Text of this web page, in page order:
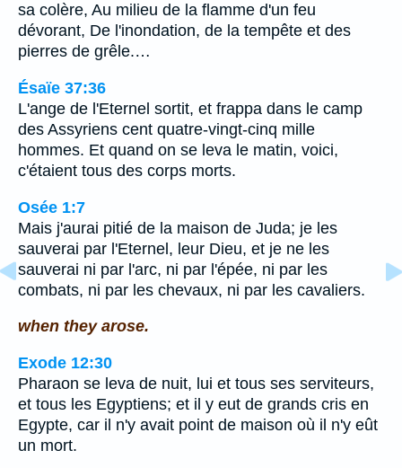
sa colère, Au milieu de la flamme d'un feu
dévorant, De l'inondation, de la tempête et des
pierres de grêle.…
Ésaïe 37:36
L'ange de l'Eternel sortit, et frappa dans le camp
des Assyriens cent quatre-vingt-cinq mille
hommes. Et quand on se leva le matin, voici,
c'étaient tous des corps morts.
Osée 1:7
Mais j'aurai pitié de la maison de Juda; je les
sauverai par l'Eternel, leur Dieu, et je ne les
sauverai ni par l'arc, ni par l'épée, ni par les
combats, ni par les chevaux, ni par les cavaliers.
when they arose.
Exode 12:30
Pharaon se leva de nuit, lui et tous ses serviteurs,
et tous les Egyptiens; et il y eut de grands cris en
Egypte, car il n'y avait point de maison où il n'y eût
un mort.